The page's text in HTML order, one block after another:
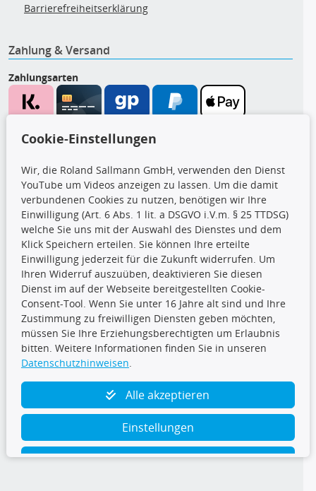
Barrierefreiheitserklärung
Zahlung & Versand
Zahlungsarten
CARAT Gruppe
Folge uns
TecDoc Inside
Cookie-Einstellungen
Wir, die Roland Sallmann GmbH, verwenden den Dienst
YouTube um Videos anzeigen zu lassen. Um die damit
verbundenen Cookies zu nutzen, benötigen wir Ihre
Einwilligung (Art. 6 Abs. 1 lit. a DSGVO i.V.m. § 25 TTDSG)
welche Sie uns mit der Auswahl des Dienstes und dem
Klick Speichern erteilen. Sie können Ihre erteilte
Einwilligung jederzeit für die Zukunft widerrufen. Um
Ihren Widerruf auszuüben, deaktivieren Sie diesen
Dienst im auf der Webseite bereitgestellten Cookie-
Consent-Tool. Wenn Sie unter 16 Jahre alt sind und Ihre
Zustimmung zu freiwilligen Diensten geben möchten,
müssen Sie Ihre Erziehungsberechtigten um Erlaubnis
bitten. Weitere Informationen finden Sie in unseren
Datenschutzhinweisen.
Alle akzeptieren
Einstellungen
Ablehnen